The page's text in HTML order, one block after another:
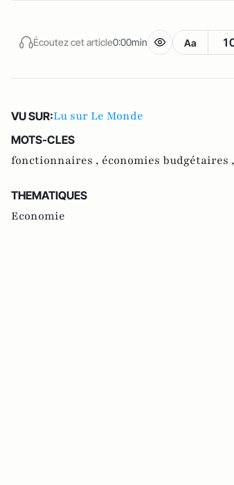
Écoutez cet article0:00min Aa
VU SUR:Lu sur Le Monde
MOTS-CLES
fonctionnaires , économies budgétaires ,
THEMATIQUES
Economie